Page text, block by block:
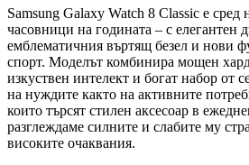
Samsung Galaxy Watch 8 Classic е сред
часовници на годината – с елегантен
емблематичния въртящ безел и нови
спорт. Моделът комбинира мощен
изкуствен интелект и богат набор от
на нуждите както на активните
които търсят стилен аксесоар в
разглеждаме силните и слабите му
високите очаквания.